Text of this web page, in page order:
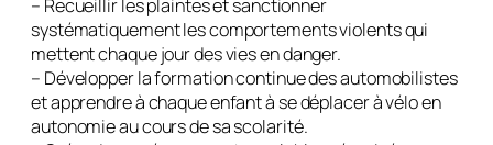
– Recueillir les plaintes et sanctionner
systématiquement les comportements violents qui
mettent chaque jour des vies en danger.
– Développer la formation continue des automobilistes
et apprendre à chaque enfant à se déplacer à vélo en
autonomie au cours de sa scolarité.